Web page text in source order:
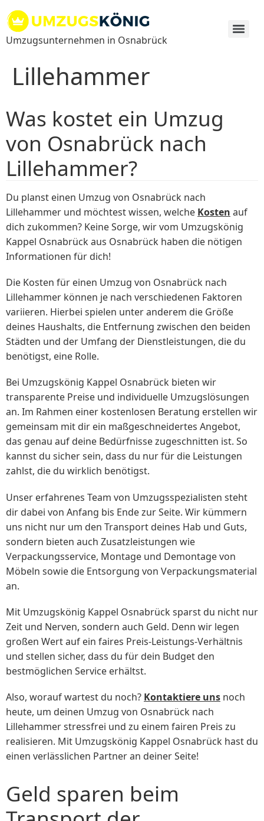
Inhalt
springen
Umzugsunternehmen in Osnabrück
Lillehammer
Was kostet ein Umzug
von Osnabrück nach
Lillehammer?
Du planst einen Umzug von Osnabrück nach
Lillehammer und möchtest wissen, welche Kosten auf
dich zukommen? Keine Sorge, wir vom Umzugskönig
Kappel Osnabrück aus Osnabrück haben die nötigen
Informationen für dich!
Die Kosten für einen Umzug von Osnabrück nach
Lillehammer können je nach verschiedenen Faktoren
variieren. Hierbei spielen unter anderem die Größe
deines Haushalts, die Entfernung zwischen den beiden
Städten und der Umfang der Dienstleistungen, die du
benötigst, eine Rolle.
Bei Umzugskönig Kappel Osnabrück bieten wir
transparente Preise und individuelle Umzugslösungen
an. Im Rahmen einer kostenlosen Beratung erstellen wir
gemeinsam mit dir ein maßgeschneidertes Angebot,
das genau auf deine Bedürfnisse zugeschnitten ist. So
kannst du sicher sein, dass du nur für die Leistungen
zahlst, die du wirklich benötigst.
Unser erfahrenes Team von Umzugsspezialisten steht
dir dabei von Anfang bis Ende zur Seite. Wir kümmern
uns nicht nur um den Transport deines Hab und Guts,
sondern bieten auch Zusatzleistungen wie
Verpackungsservice, Montage und Demontage von
Möbeln sowie die Entsorgung von Verpackungsmaterial
an.
Mit Umzugskönig Kappel Osnabrück sparst du nicht nur
Zeit und Nerven, sondern auch Geld. Denn wir legen
großen Wert auf ein faires Preis-Leistungs-Verhältnis
und stellen sicher, dass du für dein Budget den
bestmöglichen Service erhältst.
Also, worauf wartest du noch? Kontaktiere uns noch
heute, um deinen Umzug von Osnabrück nach
Lillehammer stressfrei und zu einem fairen Preis zu
realisieren. Mit Umzugskönig Kappel Osnabrück hast du
einen verlässlichen Partner an deiner Seite!
Geld sparen beim